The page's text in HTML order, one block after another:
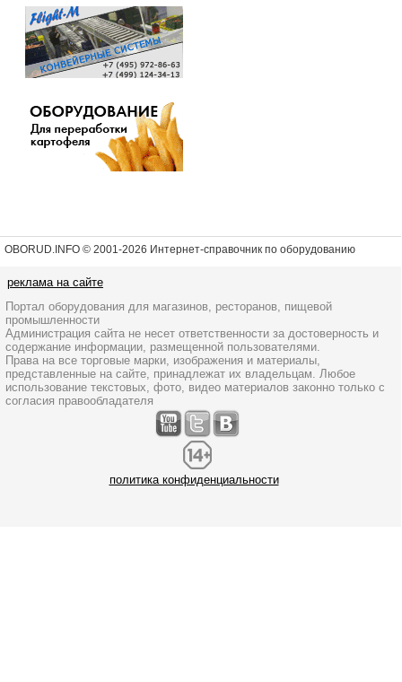
OBORUD.INFO © 2001-2026 Интернет-справочник по оборудованию
реклама на сайте
Портал оборудования для магазинов, ресторанов, пищевой
промышленности
Администрация сайта не несет ответственности за достоверность и
содержание информации, размещенной пользователями.
Права на все торговые марки, изображения и материалы,
представленные на сайте, принадлежат их владельцам. Любое
использование текстовых, фото, видео материалов законно только с
согласия правообладателя
политика конфиденциальности